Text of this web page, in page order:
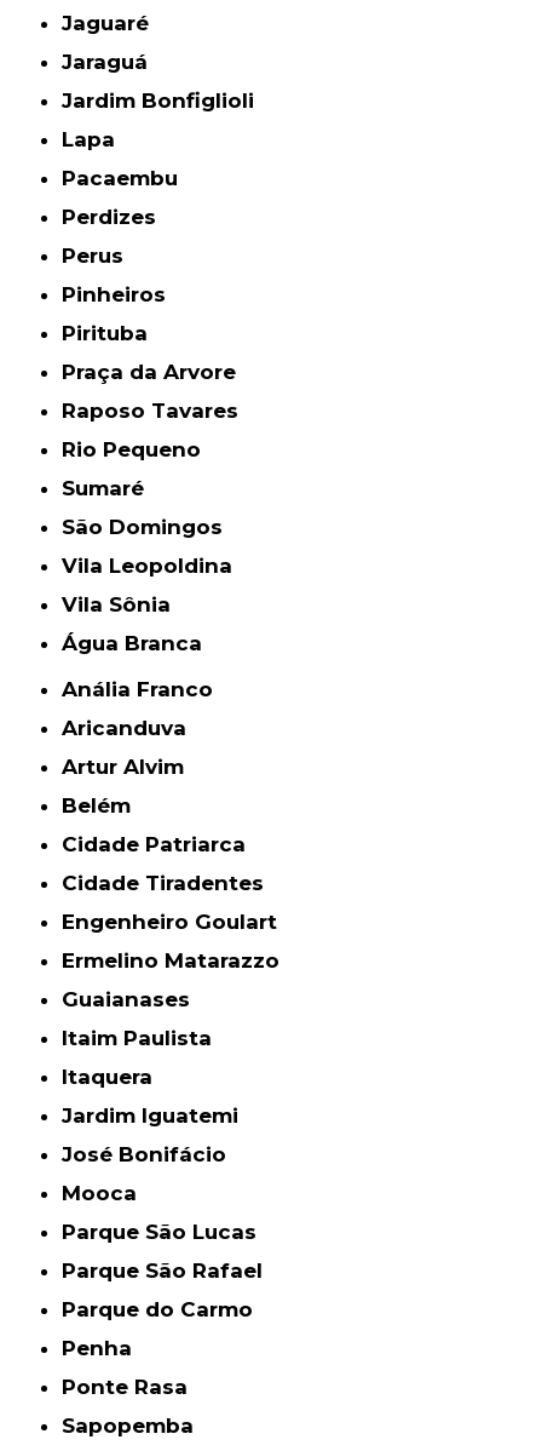
Jaguaré
Jaraguá
Jardim Bonfiglioli
Lapa
Pacaembu
Perdizes
Perus
Pinheiros
Pirituba
Praça da Arvore
Raposo Tavares
Rio Pequeno
Sumaré
São Domingos
Vila Leopoldina
Vila Sônia
Água Branca
Anália Franco
Aricanduva
Artur Alvim
Belém
Cidade Patriarca
Cidade Tiradentes
Engenheiro Goulart
Ermelino Matarazzo
Guaianases
Itaim Paulista
Itaquera
Jardim Iguatemi
José Bonifácio
Mooca
Parque São Lucas
Parque São Rafael
Parque do Carmo
Penha
Ponte Rasa
Sapopemba